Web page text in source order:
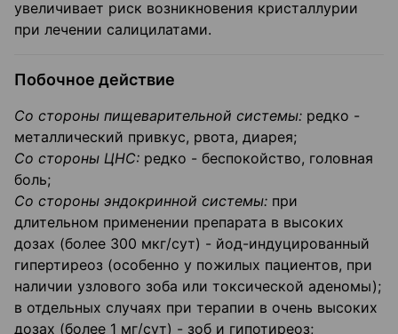
увеличивает риск возникновения кристаллурии
при лечении салицилатами.
Побочное действие
Со стороны пищеварительной системы: редко -
металлический привкус, рвота, диарея;
Со стороны ЦНС: редко - беспокойство, головная
боль;
Со стороны эндокринной системы: при
длительном применении препарата в высоких
дозах (более 300 мкг/сут) - йод-индуцированный
гипертиреоз (особенно у пожилых пациентов, при
наличии узлового зоба или токсической аденомы);
в от­дельных случаях при терапии в очень высоких
дозах (более 1 мг/сут) - зоб и гипоти­реоз;